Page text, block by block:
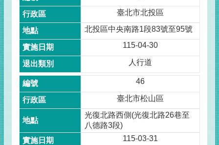
臺北市北投區
北投區中央南路1段83號至95號
115-04-30
人行道
46
臺北市松山區
光復北路西側(光復北路26巷至
八德路3段)
115-03-31